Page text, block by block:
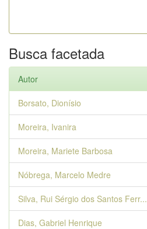
Busca facetada
Autor
Borsato, Dionísio
Moreira, Ivanira
Moreira, Mariete Barbosa
Nóbrega, Marcelo Medre
Silva, Rui Sérgio dos Santos Ferr...
Dias, Gabriel Henrique